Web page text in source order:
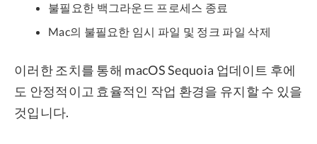
불필요한 백그라운드 프로세스 종료
Mac의 불필요한 임시 파일 및 정크 파일 삭제
이러한 조치를 통해 macOS Sequoia 업데이트 후에
도 안정적이고 효율적인 작업 환경을 유지할 수 있을
것입니다.